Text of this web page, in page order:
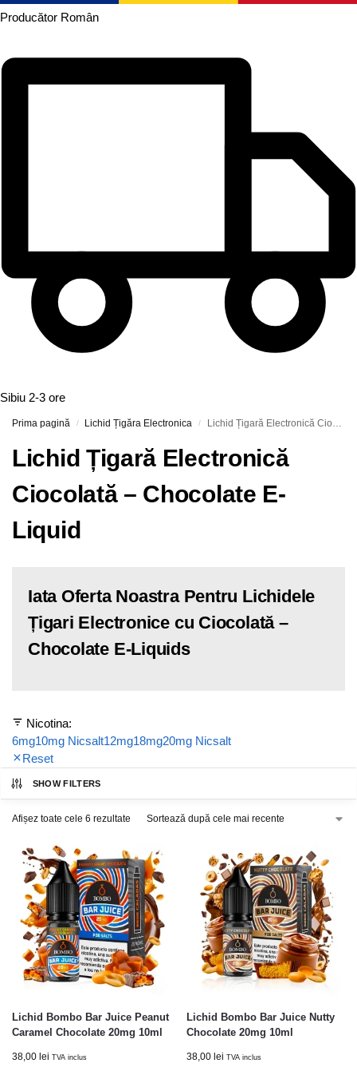
Producător Român
Sibiu 2-3 ore
Prima pagină / Lichid Țigăra Electronica / Lichid Țigară Electronică Ciocolată – Chocolate E-Liquid
Lichid Țigară Electronică
Ciocolată – Chocolate E-
Liquid
Iata Oferta Noastra Pentru Lichidele
Țigari Electronice cu Ciocolată –
Chocolate E-Liquids
Nicotina:
6mg10mg Nicsalt12mg18mg20mg Nicsalt
Reset
SHOW FILTERS
Afișez toate cele 6 rezultate
Lichid Bombo Bar Juice Peanut
Caramel Chocolate 20mg 10ml
38,00 lei TVA inclus
Lichid Bombo Bar Juice Nutty
Chocolate 20mg 10ml
38,00 lei TVA inclus